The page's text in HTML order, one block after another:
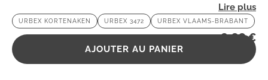
arrêté. Plongez dans son atmosphère mystique et ses
secrets enfouis.
URBEX KORTENAKEN URBEX 3472 URBEX VLAAMS-BRABANT
2,99€
AJOUTER AU PANIER